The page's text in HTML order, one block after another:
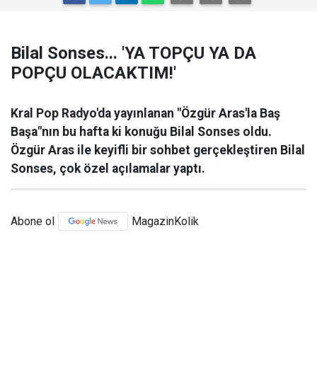
Bilal Sonses... 'YA TOPÇU YA DA
POPÇU OLACAKTIM!'
Kral Pop Radyo'da yayınlanan "Özgür Aras'la Baş
Başa"nın bu hafta ki konuğu Bilal Sonses oldu.
Özgür Aras ile keyifli bir sohbet gerçekleştiren Bilal
Sonses, çok özel açılamalar yaptı.
Abone ol MagazinKolik